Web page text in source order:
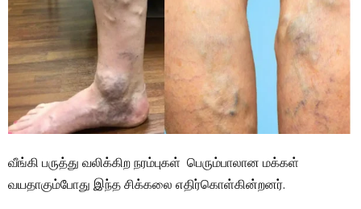
வீங்கி பருத்து வலிக்கிற நரம்புகள் பெரும்பாலான மக்கள்
வயதாகும்போது இந்த சிக்கலை எதிர்கொள்கின்றனர்.